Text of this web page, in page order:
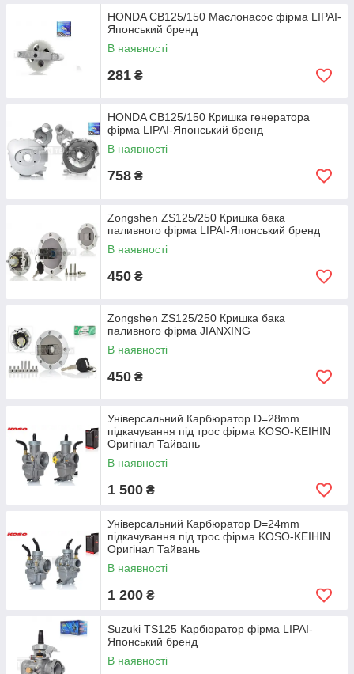
HONDA CB125/150 Маслонасос фірма LIPAI-
Японський бренд
В наявності
281 ₴
HONDA CB125/150 Кришка генератора
фірма LIPAI-Японський бренд
В наявності
758 ₴
Zongshen ZS125/250 Кришка бака
паливного фірма LIPAI-Японський бренд
В наявності
450 ₴
Zongshen ZS125/250 Кришка бака
паливного фірма JIANXING
В наявності
450 ₴
Універсальний Карбюратор D=28mm
підкачування під трос фірма KOSO-KEIHIN
Оригінал Тайвань
В наявності
1 500 ₴
Універсальний Карбюратор D=24mm
підкачування під трос фірма KOSO-KEIHIN
Оригінал Тайвань
В наявності
1 200 ₴
Suzuki TS125 Карбюратор фірма LIPAI-
Японський бренд
В наявності